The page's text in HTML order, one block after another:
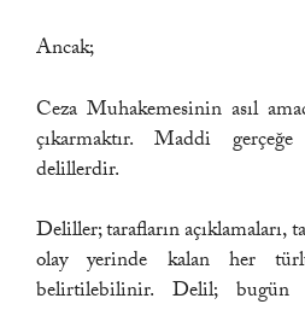
Ancak;
Ceza Muhakemesinin asıl
çıkarmaktır. Maddi
delillerdir.
Deliller; tarafların açıklamaları,
olay yerinde kalan her
belirtilebilinir. Delil; bugün